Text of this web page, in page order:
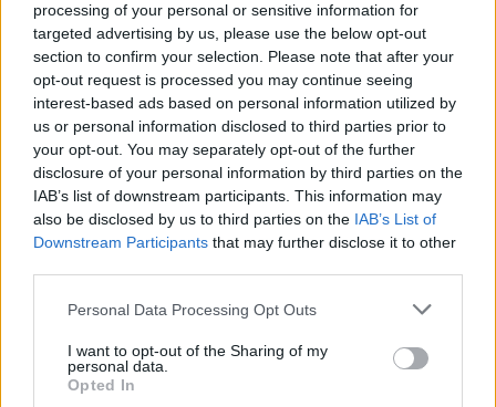
processing of your personal or sensitive information for
targeted advertising by us, please use the below opt-out
section to confirm your selection. Please note that after your
opt-out request is processed you may continue seeing
interest-based ads based on personal information utilized by
us or personal information disclosed to third parties prior to
your opt-out. You may separately opt-out of the further
disclosure of your personal information by third parties on the
IAB’s list of downstream participants. This information may
also be disclosed by us to third parties on the IAB’s List of
Downstream Participants that may further disclose it to other
Please note that this website/app uses one or more Google
not limited to your visit or usage behaviour. You may click to
grant or deny consent to Google and its third-party tags to
use your data for below specified purposes in below Google
Personal Data Processing Opt Outs
I want to opt-out of the Sharing of my
personal data.
Opted In
Gazdaság
2023. január 25. 13:13
Teljesen átalakul a készpénzfelvétel
Magyarországon